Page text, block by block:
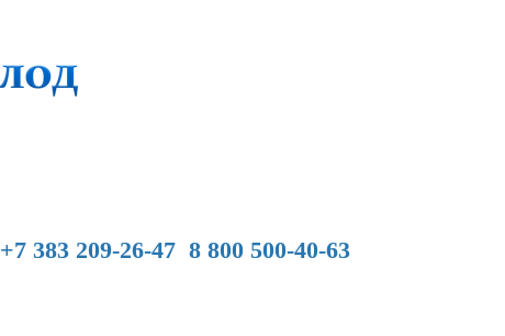
+7 383 209-26-47 8 800 500-40-63